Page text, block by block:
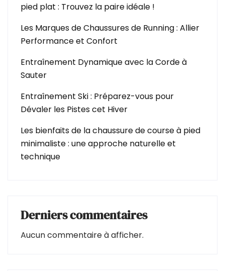
pied plat : Trouvez la paire idéale !
Les Marques de Chaussures de Running : Allier
Performance et Confort
Entraînement Dynamique avec la Corde à
Sauter
Entraînement Ski : Préparez-vous pour
Dévaler les Pistes cet Hiver
Les bienfaits de la chaussure de course à pied
minimaliste : une approche naturelle et
technique
Derniers commentaires
Aucun commentaire à afficher.